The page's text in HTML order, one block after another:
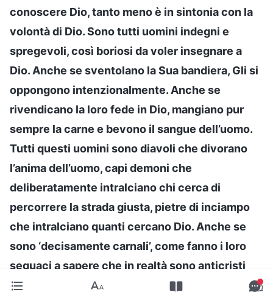
conoscere Dio, tanto meno è in sintonia con la
volontà di Dio. Sono tutti uomini indegni e
spregevoli, così boriosi da voler insegnare a
Dio. Anche se sventolano la Sua bandiera, Gli si
oppongono intenzionalmente. Anche se
rivendicano la loro fede in Dio, mangiano pur
sempre la carne e bevono il sangue dell’uomo.
Tutti questi uomini sono diavoli che divorano
l’anima dell’uomo, capi demoni che
deliberatamente intralciano chi cerca di
percorrere la strada giusta, pietre di inciampo
che intralciano quanti cercano Dio. Anche se
sono ‘decisamente carnali’, come fanno i loro
seguaci a sapere che in realtà sono anticristi
che guidano l’uomo a opporsi a Dio? Come